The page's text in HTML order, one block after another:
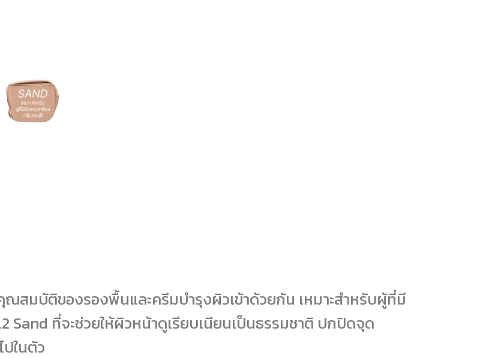
สมบัติของรองพื้นและครีมบำรุงผิวเข้าด้วยกัน เหมาะสำหรับผู้ที่มี
Sand ที่จะช่วยให้ผิวหน้าดูเรียบเนียนเป็นธรรมชาติ ปกปิดจุด
ในตัว